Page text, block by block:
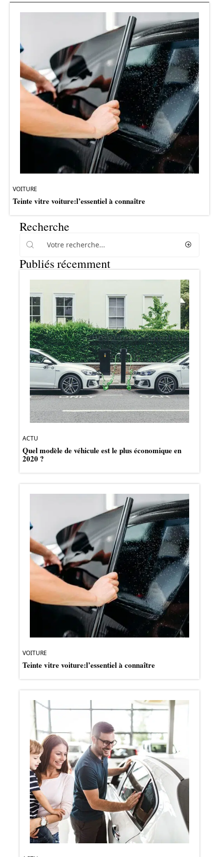
VOITURE
Teinte vitre voiture:l’essentiel à connaître
Recherche
Publiés récemment
ACTU
Quel modèle de véhicule est le plus économique en
2020 ?
VOITURE
Teinte vitre voiture:l’essentiel à connaître